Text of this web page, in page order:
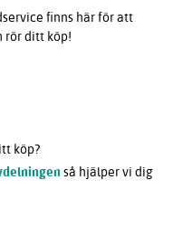
finns här för att
rör ditt köp!
köp?
så hjälper vi dig